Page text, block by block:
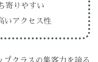
寄りやすい
いアクセス性
プクラスの集客力を誇る